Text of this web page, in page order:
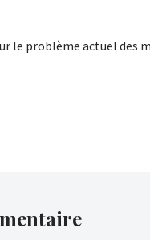
le problème actuel des